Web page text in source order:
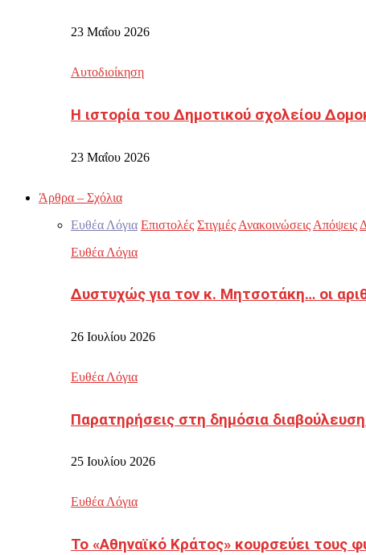
23 Μαΐου 2026
Αυτοδιοίκηση
Η ιστορία του Δημοτικού σχολείου
23 Μαΐου 2026
Άρθρα – Σχόλια
Ευθέα Λόγια Επιστολές Στιγμές Ανακοινώσεις Απόψεις
Ευθέα Λόγια
Δυστυχώς για τον κ. Μητσοτάκη… οι
26 Ιουλίου 2026
Ευθέα Λόγια
Παρατηρήσεις στη δημόσια
25 Ιουλίου 2026
Ευθέα Λόγια
Το «Αθηναϊκό Κράτος» κουρσεύει τους